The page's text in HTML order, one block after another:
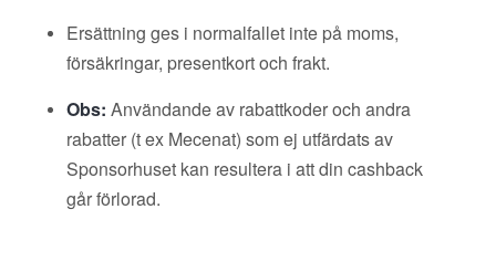
Ersättning ges i normalfallet inte på moms,
försäkringar, presentkort och frakt.
Obs: Användande av rabattkoder och andra
rabatter (t ex Mecenat) som ej utfärdats av
Sponsorhuset kan resultera i att din cashback
går förlorad.